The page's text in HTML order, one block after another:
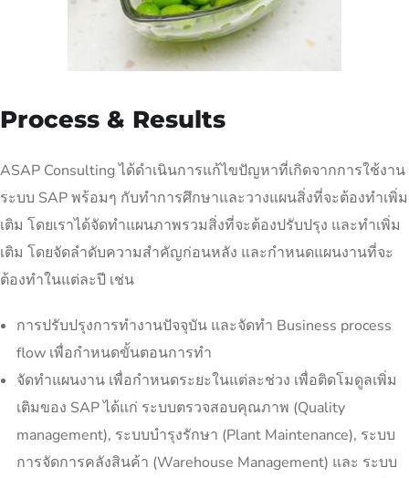
Process & Results
ASAP Consulting ได้ดำเนินการแก้ไขปัญหาที่เกิดจากการใช้งาน
ระบบ SAP พร้อมๆ กับทำการศึกษาและวางแผนสิ่งที่จะต้องทำเพิ่ม
เติม โดยเราได้จัดทำแผนภาพรวมสิ่งที่จะต้องปรับปรุง และทำเพิ่ม
เติม โดยจัดลำดับความสำคัญก่อนหลัง และกำหนดแผนงานที่จะ
ต้องทำในแต่ละปี เช่น
การปรับปรุงการทำงานปัจจุบัน และจัดทำ Business process
flow เพื่อกำหนดขั้นตอนการทำ
จัดทำแผนงาน เพื่อกำหนดระยะในแต่ละช่วง เพื่อติดโมดูลเพิ่ม
เติมของ SAP ได้แก่ ระบบตรวจสอบคุณภาพ (Quality
management), ระบบบำรุงรักษา (Plant Maintenance), ระบบ
การจัดการคลังสินค้า (Warehouse Management) และ ระบบ